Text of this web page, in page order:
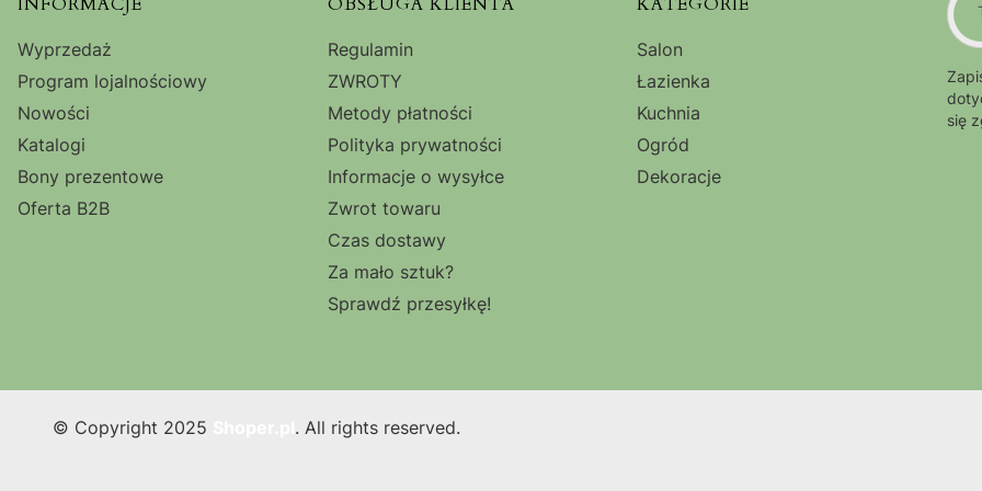
Linki w stopce
Wyprzedaż
Program lojalnościowy
Nowości
Katalogi
Bony prezentowe
Oferta B2B
Regulamin
ZWROTY
Metody płatności
Polityka prywatności
Informacje o wysyłce
Zwrot towaru
Czas dostawy
Za mało sztuk?
Sprawdź przesyłkę!
Salon
Łazienka
Kuchnia
Ogród
Dekoracje
się
© Copyright 2025 . All rights reserved.